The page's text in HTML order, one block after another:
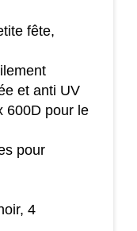
fête,
et anti UV
600D pour le
pour
4